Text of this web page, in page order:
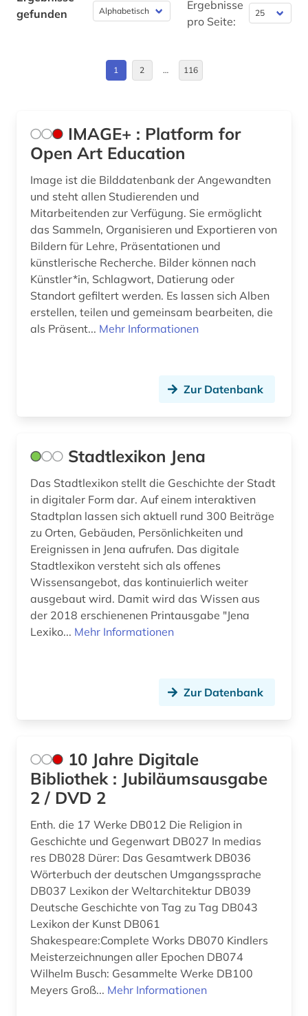
altbestand (5)
alte drucke (1)
alte geschichte (1)
alte landesschule korbach (1)
altenhilfe (1)
alter (1)
alternativbewegung (1)
alttürkisch (1)
amerika (10)
amerikanisches englisch (4)
amerikanisches judentum (1)
amerikanistik (1)
amsterdam (1)
amt (1)
amtsblatt (3)
amtsgericht (1)
amtssprachen (1)
amtsträger (1)
angewandte wissenschaft (1)
angewandte wissenschaften (1)
anglistik (3)
Bulgarien (7)
Deutschland (DDR) (10)
Estland (13)
Europa (53)
Finnland (16)
Frankreich (52)
GUS (6)
Griechenland (2)
Irland (16)
Island (5)
Israel (19)
Italien (38)
Japan (11)
Jugoslawien (7)
Kanada (25)
Litauen (9)
Luxemburg (6)
Makedonien (7)
Mecklenburg-Vorpommern (16)
Mittelamerika (22)
Moldawien (6)
Monaco (1)
Montenegro (7)
Niederlande (26)
gefunden
Ergebnisse
pro Seite:
1 2 … 116
IMAGE+ : Platform for
Open Art Education
Image ist die Bilddatenbank der Angewandten
und steht allen Studierenden und
Mitarbeitenden zur Verfügung. Sie ermöglicht
das Sammeln, Organisieren und Exportieren von
Bildern für Lehre, Präsentationen und
künstlerische Recherche. Bilder können nach
Künstler*in, Schlagwort, Datierung oder
Standort gefiltert werden. Es lassen sich Alben
erstellen, teilen und gemeinsam bearbeiten, die
als Präsent... Mehr Informationen
Zur Datenbank
Stadtlexikon Jena
Das Stadtlexikon stellt die Geschichte der Stadt
in digitaler Form dar. Auf einem interaktiven
Stadtplan lassen sich aktuell rund 300 Beiträge
zu Orten, Gebäuden, Persönlichkeiten und
Ereignissen in Jena aufrufen. Das digitale
Stadtlexikon versteht sich als offenes
Wissensangebot, das kontinuierlich weiter
ausgebaut wird. Damit wird das Wissen aus
der 2018 erschienenen Printausgabe "Jena
Lexiko... Mehr Informationen
Zur Datenbank
10 Jahre Digitale
Bibliothek : Jubiläumsausgabe
2 / DVD 2
Enth. die 17 Werke DB012 Die Religion in
Geschichte und Gegenwart DB027 In medias
res DB028 Dürer: Das Gesamtwerk DB036
Wörterbuch der deutschen Umgangssprache
DB037 Lexikon der Weltarchitektur DB039
Deutsche Geschichte von Tag zu Tag DB043
Lexikon der Kunst DB061
Shakespeare:Complete Works DB070 Kindlers
Meisterzeichnungen aller Epochen DB074
Wilhelm Busch: Gesammelte Werke DB100
Meyers Groß... Mehr Informationen